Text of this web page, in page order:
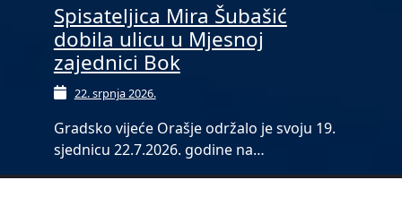
Spisateljica Mira Šubašić
dobila ulicu u Mjesnoj
zajednici Bok
22. srpnja 2026.
Gradsko vijeće Orašje održalo je svoju 19.
sjednicu 22.7.2026. godine na…